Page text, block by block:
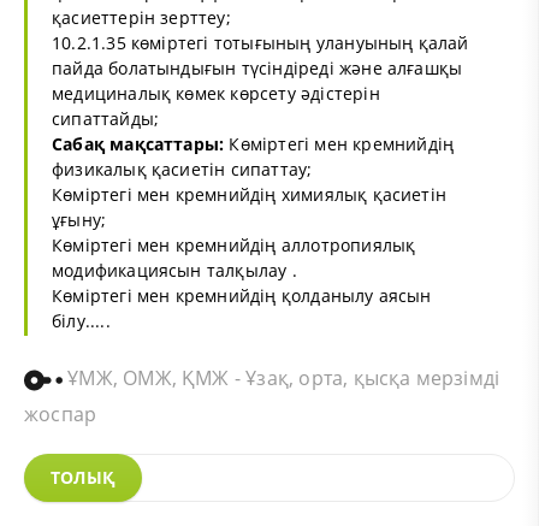
қасиеттерін зерттеу;
10.2.1.35 көміртегі тотығының улануының қалай
пайда болатындығын түсіндіреді және алғашқы
медициналық көмек көрсету әдістерін
сипаттайды;
Сабақ мақсаттары: Көміртегі мен кремнийдің
физикалық қасиетін сипаттау;
Көміртегі мен кремнийдің химиялық қасиетін
ұғыну;
Көміртегі мен кремнийдің аллотропиялық
модификациясын талқылау .
Көміртегі мен кремнийдің қолданылу аясын
білу.....
ҰМЖ, ОМЖ, ҚМЖ - Ұзақ, орта, қысқа мерзімді
жоспар
ТОЛЫҚ